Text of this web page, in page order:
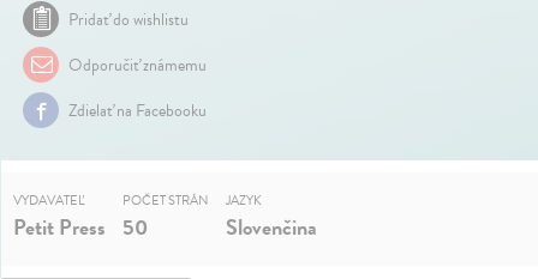
Pridať do wishlistu
Odporučiť známemu
Zdielať na Facebooku
VYDAVATEĽ
Petit Press
POČET STRÁN
50
JAZYK
Slovenčina